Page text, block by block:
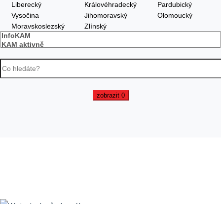
Liberecký
Královéhradecký
Pardubický
Vysočina
Jihomoravský
Olomoucký
Moravskoslezský
Zlínský
zobrazit 0
❆